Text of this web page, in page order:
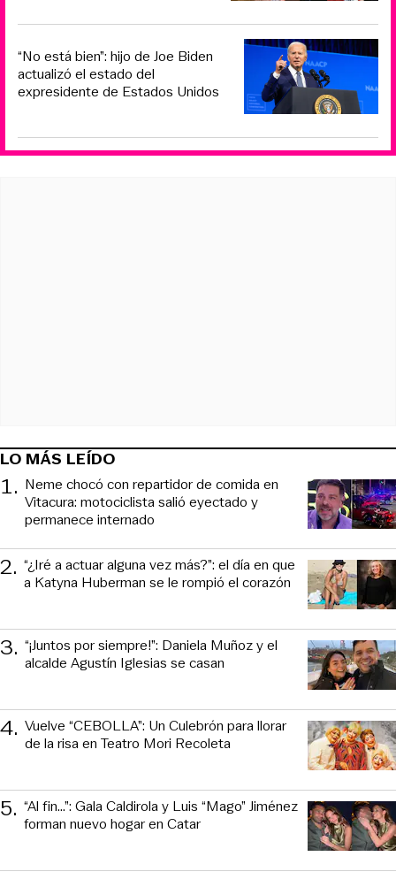
“No está bien”: hijo de Joe Biden
actualizó el estado del
expresidente de Estados Unidos
LO MÁS LEÍDO
1. Neme chocó con repartidor de comida en
Vitacura: motociclista salió eyectado y
permanece internado
2. “¿Iré a actuar alguna vez más?”: el día en que
a Katyna Huberman se le rompió el corazón
3. “¡Juntos por siempre!”: Daniela Muñoz y el
alcalde Agustín Iglesias se casan
4. Vuelve “CEBOLLA”: Un Culebrón para llorar
de la risa en Teatro Mori Recoleta
5. “Al fin…”: Gala Caldirola y Luis “Mago” Jiménez
forman nuevo hogar en Catar